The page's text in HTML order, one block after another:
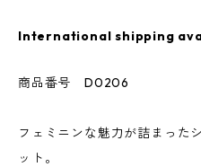
International shipping
商品番号 D0206
フェミニンな魅力が詰まった
ット。